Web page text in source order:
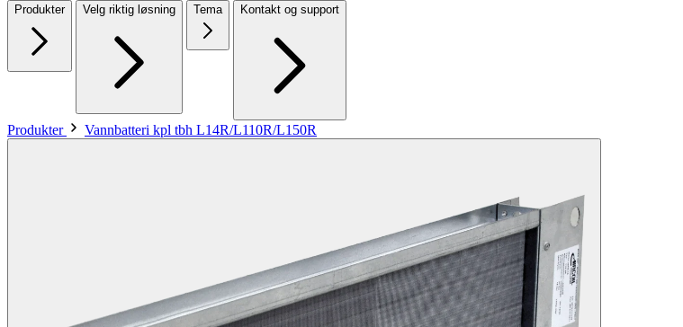
Produkter Velg riktig løsning Tema Kontakt og support
Produkter Vannbatteri kpl tbh L14R/L110R/L150R